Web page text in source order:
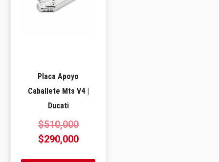
Placa Apoyo
Caballete Mts V4 |
Ducati
$510,000
$290,000